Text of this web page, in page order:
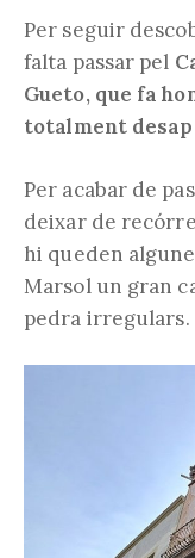
Per seguir
falta passar pel
Gueto, que fa
totalment
Per acabar de
deixar de
hi queden
Marsol un gran
pedra irregulars.